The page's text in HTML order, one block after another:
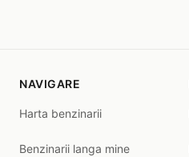
NAVIGARE
Harta benzinarii
Benzinarii langa mine